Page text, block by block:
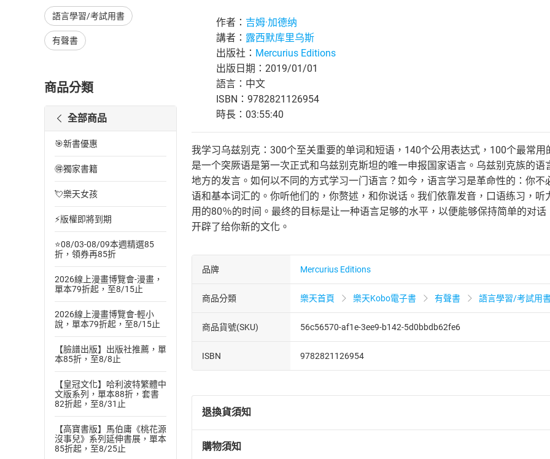
語言學習/考試用書
有聲書
商品分類
全部商品
🎯新書優惠
🉐獨家書籍
💘樂天女孩
⚡版權即將到期
⭐08/03-08/09本週精選85
折，領券再85折
2026線上漫畫博覽會-漫畫，
單本79折起，至8/15止
2026線上漫畫博覽會-輕小
說，單本79折起，至8/15止
【臉譜出版】出版社推薦，單
本85折，至8/8止
【皇冠文化】哈利波特繁體中
文版系列，單本88折，套書
82折起，至8/31止
【高寶書版】馬伯庸《桃花源
沒事兒》系列延伸書展，單本
85折起，至8/25止
作者： 吉姆·加德纳
講者： 露西默库里乌斯
出版社： Mercurius Editions
出版日期：2019/01/01
語言：中文
ISBN：9782821126954
時長：03:55:40
我学习乌兹别克：300个至关重要的单词和短语，140个公用表达式，100个最常
是一个突厥语是第一次正式和乌兹别克斯坦的唯一申报国家语言。乌兹别克族的
地方的发言。如何以不同的方式学习一门语言？如今，语言学习是革命性的：你
语和基本词汇的。你听他们的，你赘述，和你说话。我们依靠发音，口语练习，
用的80％的时间。最终的目标是让一种语言足够的水平，以便能够保持简单的对
开辟了给你新的文化。
品牌 Mercurius Editions
商品分類 樂天首頁 樂天Kobo電子書 有聲書 語言學習/考試用
商品貨號(SKU) 56c56570-af1e-3ee9-b142-5d0bbdb62fe6
ISBN 9782821126954
退換貨須知
退換貨規定：
購物須知